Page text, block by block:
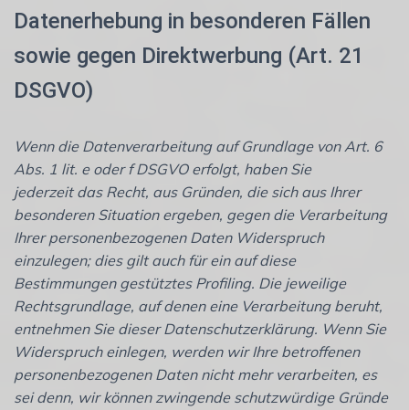
Datenerhebung in besonderen Fällen
sowie gegen Direktwerbung (Art. 21
DSGVO)
Wenn die Datenverarbeitung auf Grundlage von Art. 6
Abs. 1 lit. e oder f DSGVO erfolgt, haben Sie
jederzeit das Recht, aus Gründen, die sich aus Ihrer
besonderen Situation ergeben, gegen die Verarbeitung
Ihrer personenbezogenen Daten Widerspruch
einzulegen; dies gilt auch für ein auf diese
Bestimmungen gestütztes Profiling. Die jeweilige
Rechtsgrundlage, auf denen eine Verarbeitung beruht,
entnehmen Sie dieser Datenschutzerklärung. Wenn Sie
Widerspruch einlegen, werden wir Ihre betroffenen
personenbezogenen Daten nicht mehr verarbeiten, es
sei denn, wir können zwingende schutzwürdige Gründe